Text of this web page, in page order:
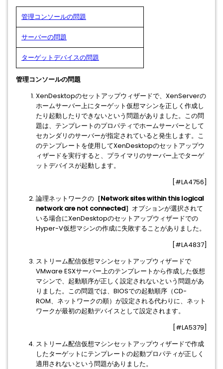
管理コンソールの問題
サーバーの問題
ターゲットデバイスの問題
管理コンソールの問題
XenDesktopのセットアップウィザードで、XenServerの
ホームサーバー上にターゲット仮想マシンを正しく作成し
たり起動したりできないという問題がありました。この問
題は、テンプレートのプロパティでホームサーバーとして
セカンダリのサーバーが指定されていると発生します。こ
のテンプレートを使用してXenDesktopのセットアップウ
ィザードを実行すると、プライマリのサーバー上でターゲ
ットデバイスが起動します。
[#LA4756]
論理ネットワークの ［Network sites within this logical
network are not connected］ オプションが選択されて
いる場合にXenDesktopのセットアップウィザードでの
Hyper-V仮想マシンの作成に失敗することがありました。
[#LA4837]
ストリーム配信仮想マシンセットアップウィザードで
VMware ESXサーバー上のテンプレートから作成した仮想
マシンで、起動順序が正しく設定されないという問題があ
りました。この問題では、BIOSでの起動順序（CD-
ROM、ネットワークの順）が設定される代わりに、ネット
ワークが最初の起動デバイスとして設定されます。
[#LA5379]
ストリーム配信仮想マシンセットアップウィザードで作成
したターゲットにテンプレートの起動プロパティが正しく
適用されないという問題がありました。